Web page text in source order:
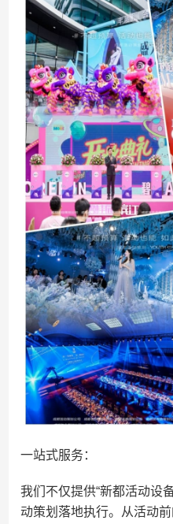
一站式服务：
我们不仅提供“新都活动设
动策划落地执行。从活动